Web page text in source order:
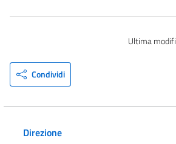
Ultima
Condividi
Direzione